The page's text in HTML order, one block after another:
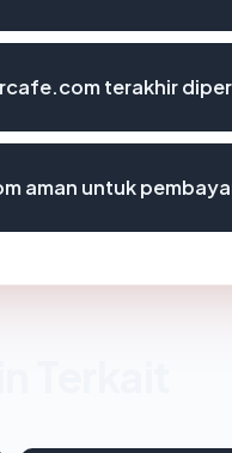
terakhir
aman untuk